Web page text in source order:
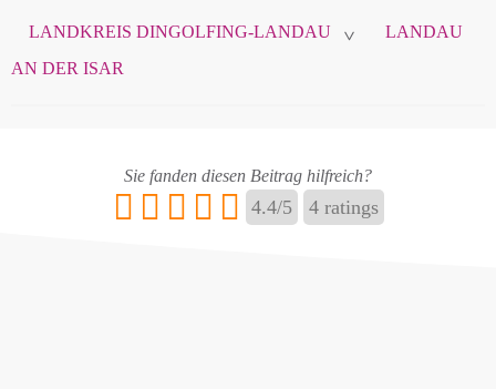
Name*
E-Mail*
LANDKREIS DINGOLFING-LANDAU >
LANDAU
AN DER ISAR
Sie fanden diesen Beitrag hilfreich?
4.4/5 4ratings